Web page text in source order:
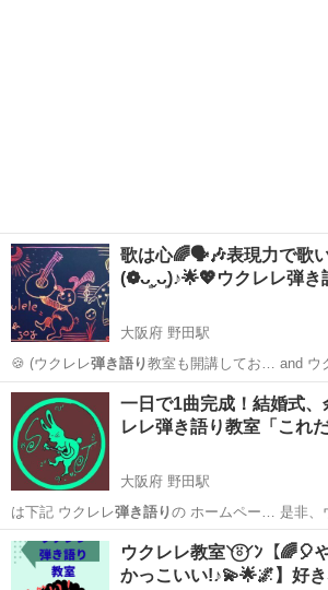
歌は心🌈🗣🎶表現力で歌
(❁ᴗ͈ˬᴗ͈)♪🌟💖ウクレレ弾
大阪府 野田駅
🍪 (ウクレレ弾き語り教室も開講してお… and ウ
ホームページ…
大阪 大阪市 野田駅 ボーカル 茶菓
一日で1曲完成！結婚式、
レレ弾き語り教室「これ
大阪府 野田駅
は下記 ウクレレ弾き語り の ホームペー
イフを 楽し… ウクレレ弾き語り教室ホームペー
大阪 大阪市 野田駅 その他 弾き語り
ウクレレ教室⸌⍤⃝⸍ﾝ【🌈🎈
かっこいい!♪💫🌟🌌】好